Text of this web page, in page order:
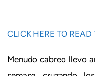
CLICK HERE TO
Menudo cabreo llevo